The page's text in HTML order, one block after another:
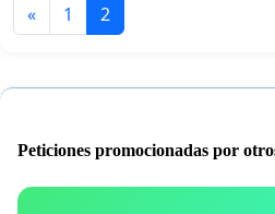
« 1 2
Peticiones promocionadas por